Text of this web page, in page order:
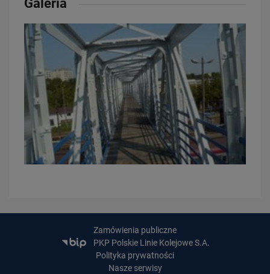
Galeria
drogowy
30.07.2026
Nowy wiadukt w Żorach otwarty. Bezpieczniejsze przejazdy,
sprawniejsza…
Zamówienia publiczne
PKP Polskie Linie Kolejowe S.A.
Polityka prywatności
Nasze serwisy